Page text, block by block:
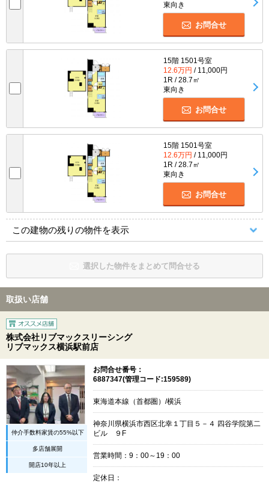
東向き
お問合せ
15階 1501号室
12.6万円 / 11,000円
1R / 28.7㎡
東向き
お問合せ
15階 1501号室
12.6万円 / 11,000円
1R / 28.7㎡
東向き
お問合せ
この建物の残りの物件を表示
選択した物件をまとめて問合せる
取扱い店舗
株式会社リブマックスリーシング
リブマックス横浜駅前店
仲介手数料家賃の55%以下
多店舗展開
開店10年以上
お問合せ番号：
6887347(管理コード:159589)
東海道本線（首都圏）/横浜
神奈川県横浜市西区北幸１丁目５－４ 四谷学院第二
ビル ９F
営業時間：9：00～19：00
定休日：